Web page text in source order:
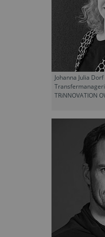
Johanna Julia Dorf
TRiNNOVATION